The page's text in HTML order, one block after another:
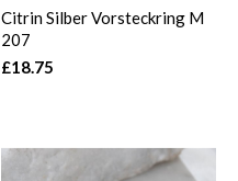
Citrin Silber Vorsteckring M
207
£18.75